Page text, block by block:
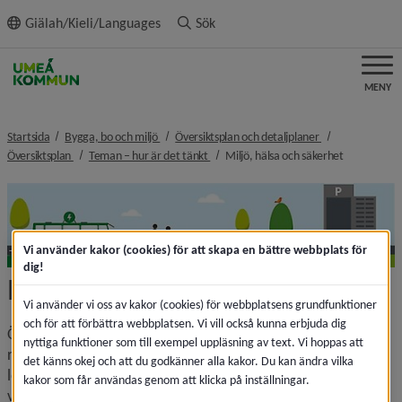
innehållet
Giälah/Kieli/Languages Sök
MENY
Startsida Bygga, bo och miljö nivå i brödsmulenavigeringen
Översiktsplan och detaljplaner nivå i
Översiktsplan nivå i brödsmulenavigeringen
Teman – hur är det tänkt nivå i brödsmulenavigeringen
Miljö, hälsa och säkerhetnivå i
Miljö, hälsa och säkerhet
Översiktsplanens strategi är att beakta miljö- och
riskfaktorer för att ge möjlighet att ange lämpligaste
lokalisering och struktur för olika anläggningar samt
verksamheter. Därtill även exempelvis skyddsavstånd till
Vi använder kakor (cookies) för att skapa en bättre webbplats för
dig!
Vi använder vi oss av kakor (cookies) för webbplatsens grundfunktioner
och för att förbättra webbplatsen. Vi vill också kunna erbjuda dig
nyttiga funktioner som till exempel uppläsning av text. Vi hoppas att
det känns okej och att du godkänner alla kakor. Du kan ändra vilka
kakor som får användas genom att klicka på inställningar.